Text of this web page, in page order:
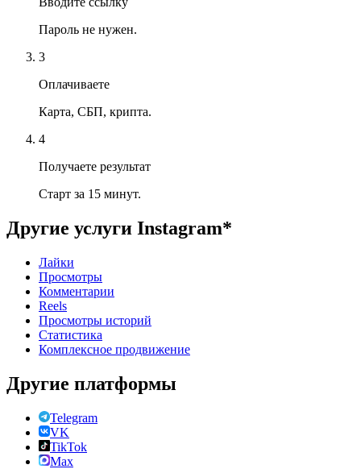
Пароль не нужен.
3
Оплачиваете
Карта, СБП, крипта.
4
Получаете результат
Старт за 15 минут.
Другие услуги Instagram*
Лайки
Просмотры
Комментарии
Reels
Просмотры историй
Статистика
Комплексное продвижение
Другие платформы
Telegram
VK
TikTok
Max